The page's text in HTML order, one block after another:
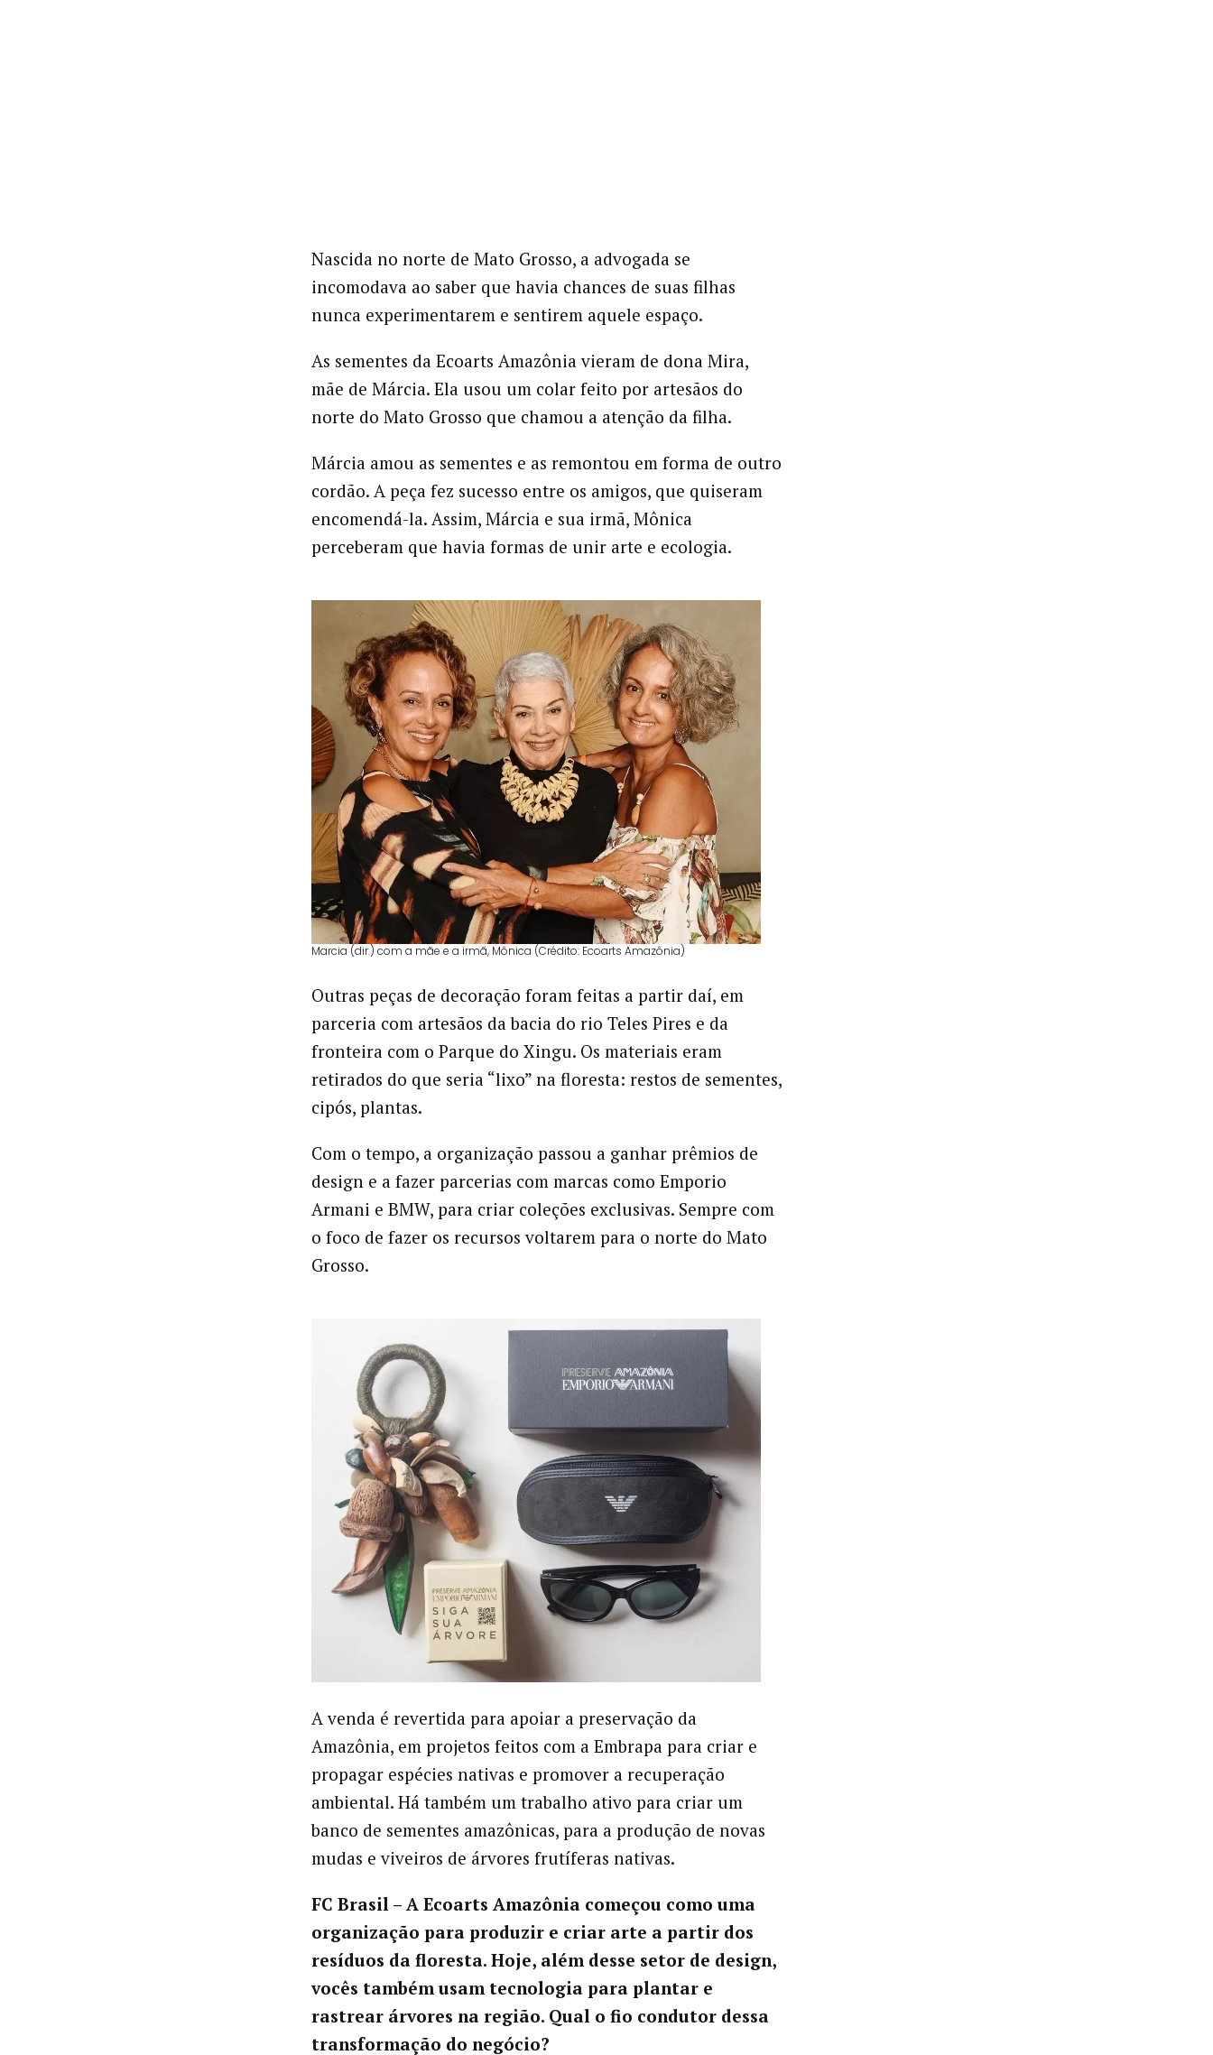
Nascida no norte de Mato Grosso, a advogada se
incomodava ao saber que havia chances de suas filhas
nunca experimentarem e sentirem aquele espaço.
As sementes da Ecoarts Amazônia vieram de dona Mira,
mãe de Márcia. Ela usou um colar feito por artesãos do
norte do Mato Grosso que chamou a atenção da filha.
Márcia amou as sementes e as remontou em forma de outro
cordão. A peça fez sucesso entre os amigos, que quiseram
encomendá-la. Assim, Márcia e sua irmã, Mônica
perceberam que havia formas de unir arte e ecologia.
Marcia (dir.) com a mãe e a irmã, Mônica (Crédito: Ecoarts Amazônia)
Outras peças de decoração foram feitas a partir daí, em
parceria com artesãos da bacia do rio Teles Pires e da
fronteira com o Parque do Xingu. Os materiais eram
retirados do que seria “lixo” na floresta: restos de sementes,
cipós, plantas.
Com o tempo, a organização passou a ganhar prêmios de
design e a fazer parcerias com marcas como Emporio
Armani e BMW, para criar coleções exclusivas. Sempre com
o foco de fazer os recursos voltarem para o norte do Mato
Grosso.
A venda é revertida para apoiar a preservação da
Amazônia, em projetos feitos com a Embrapa para criar e
propagar espécies nativas e promover a recuperação
ambiental. Há também um trabalho ativo para criar um
banco de sementes amazônicas, para a produção de novas
mudas e viveiros de árvores frutíferas nativas.
FC Brasil – A Ecoarts Amazônia começou como uma
organização para produzir e criar arte a partir dos
resíduos da floresta. Hoje, além desse setor de design,
vocês também usam tecnologia para plantar e
rastrear árvores na região. Qual o fio condutor dessa
transformação do negócio?